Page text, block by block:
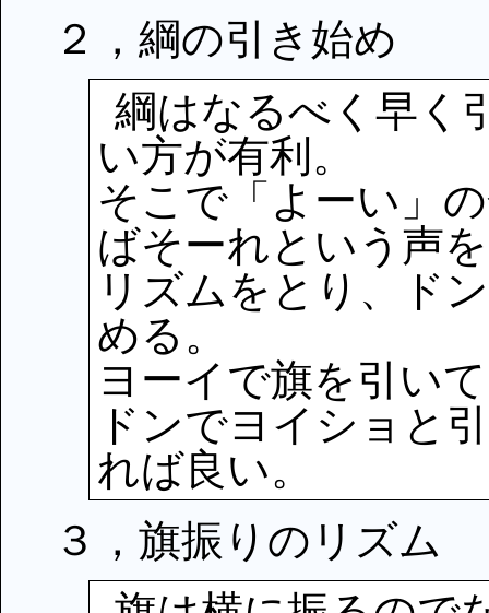
２，綱の引き始め
綱はなるべく早く
い方が有利。
そこで「よーい」
ばそーれという声
リズムをとり、ド
める。
ヨーイで旗を引い
ドンでヨイショと
れば良い。
３，旗振りのリズム